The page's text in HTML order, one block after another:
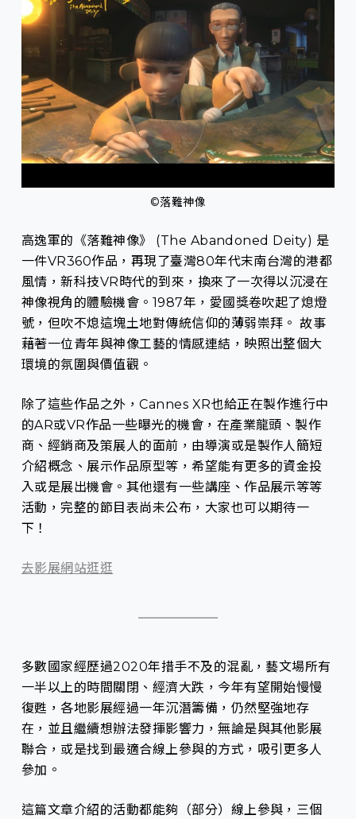
©落難神像
高逸軍的《落難神像》 (The Abandoned Deity) 是
一件VR360作品，再現了臺灣80年代末南台灣的港都
風情，新科技VR時代的到來，換來了一次得以沉浸在
神像視角的體驗機會。1987年，愛國獎卷吹起了熄燈
號，但吹不熄這塊土地對傳統信仰的薄弱崇拜。 故事
藉著一位青年與神像工藝的情感連結，映照出整個大
環境的氛圍與價值觀。
除了這些作品之外，Cannes XR也給正在製作進行中
的AR或VR作品一些曝光的機會，在產業龍頭、製作
商、經銷商及策展人的面前，由導演或是製作人簡短
介紹概念、展示作品原型等，希望能有更多的資金投
入或是展出機會。其他還有一些講座、作品展示等等
活動，完整的節目表尚未公布，大家也可以期待一
下！
去影展網站逛逛
多數國家經歷過2020年措手不及的混亂，藝文場所有
一半以上的時間關閉、經濟大跌，今年有望開始慢慢
復甦，各地影展經過一年沉潛籌備，仍然堅強地存
在，並且繼續想辦法發揮影響力，無論是與其他影展
聯合，或是找到最適合線上參與的方式，吸引更多人
參加。
這篇文章介紹的活動都能夠（部分）線上參與，三個